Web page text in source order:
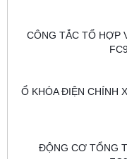
CÔNG TẮC TỔ HỢP
Ổ KHÓA ĐIỆN CHÍNH
ĐỘNG CƠ TỔNG